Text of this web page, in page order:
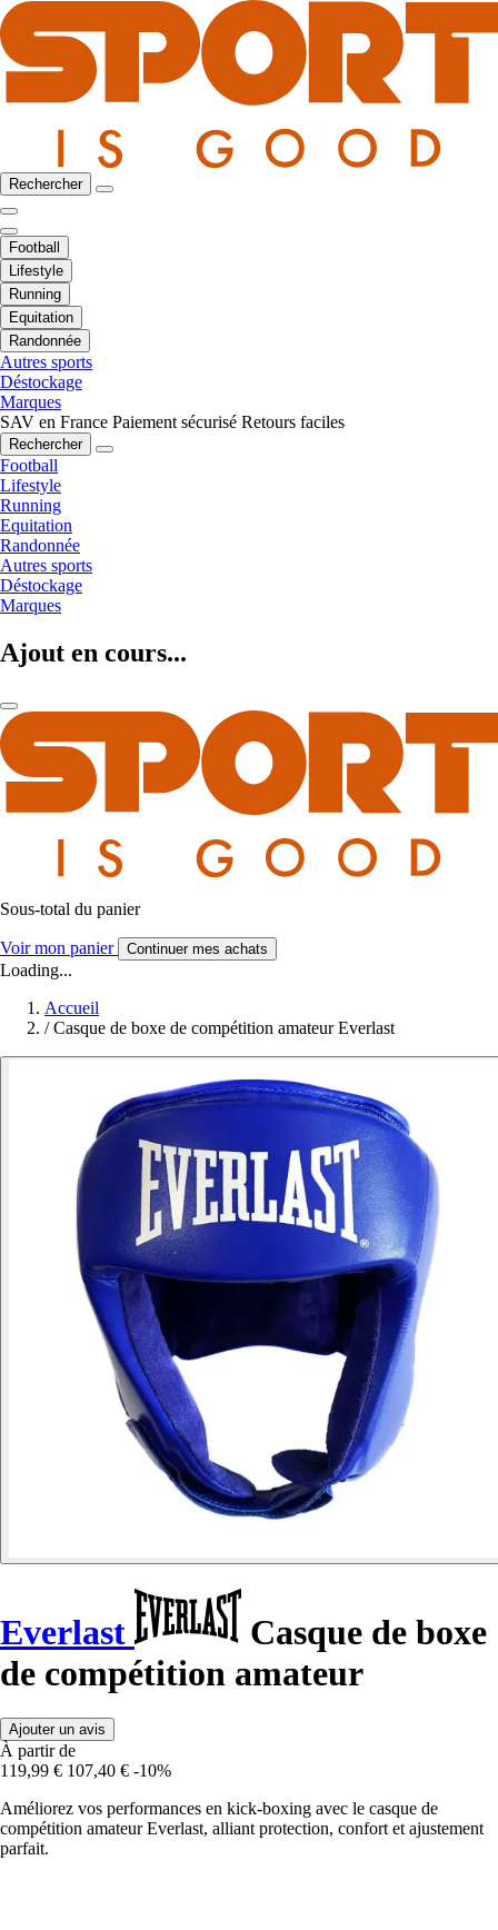
Rechercher
Football
Lifestyle
Running
Equitation
Randonnée
Autres sports
Déstockage
Marques
SAV en France Paiement sécurisé Retours faciles
Rechercher
Football
Lifestyle
Running
Equitation
Randonnée
Autres sports
Déstockage
Marques
Ajout en cours...
Sous-total du panier
Voir mon panier Continuer mes achats
Loading...
Accueil
/ Casque de boxe de compétition amateur Everlast
Everlast
Casque de boxe
de compétition amateur
Ajouter un avis
À partir de
119,99 € 107,40 € -10%
Améliorez vos performances en kick-boxing avec le casque de
compétition amateur Everlast, alliant protection, confort et ajustement
parfait.